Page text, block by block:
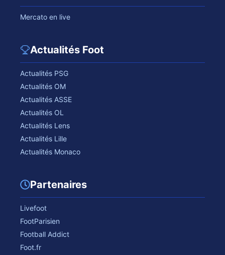
Mercato en live
Actualités Foot
Actualités PSG
Actualités OM
Actualités ASSE
Actualités OL
Actualités Lens
Actualités Lille
Actualités Monaco
Partenaires
Livefoot
FootParisien
Football Addict
Foot.fr